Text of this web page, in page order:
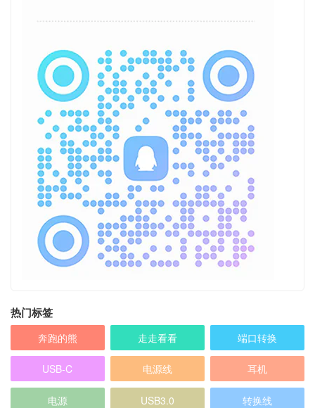
热门标签
奔跑的熊 走走看看 端口转换
USB-C 电源线 耳机
电源 USB3.0 转换线